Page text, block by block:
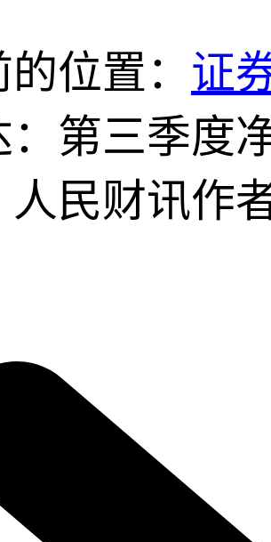
位置： 证
：第三季度
人民财讯作